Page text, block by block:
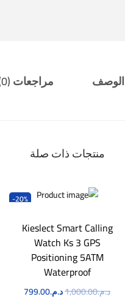
الوصف مراجعات (0)
منتجات ذات صلة
-20%
Kieslect Smart Calling
Watch Ks 3 GPS
Positioning 5ATM
Waterproof
د.م.1,000.00د.م.799.00